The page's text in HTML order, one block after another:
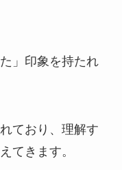
」印象を持たれ
ており、理解す
てきます。